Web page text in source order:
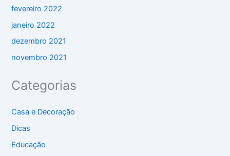
fevereiro 2022
janeiro 2022
dezembro 2021
novembro 2021
Categorias
Casa e Decoração
Dicas
Educação